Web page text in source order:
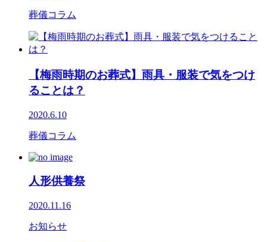
葬儀コラム
【梅雨時期のお葬式】雨具・服装で気をつけ
ることは？
2020.6.10
葬儀コラム
人形供養祭
2020.11.16
お知らせ